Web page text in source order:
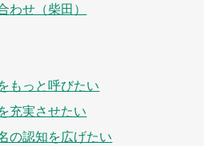
わせ（柴田）
もっと呼びたい
充実させたい
の認知を広げたい